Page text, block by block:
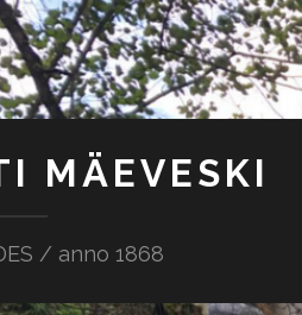
MÄEVESKI
/ anno 1868